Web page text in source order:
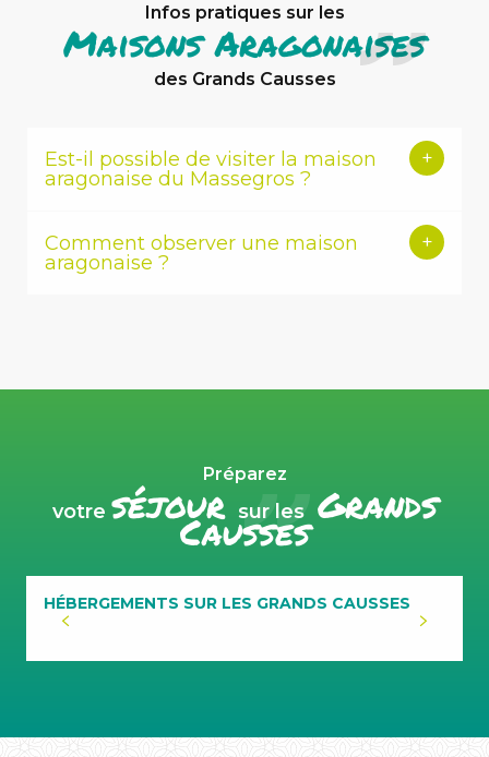
Infos pratiques sur les
Maisons Aragonaises
des Grands Causses
Est-il possible de visiter la maison
aragonaise du Massegros ?
Comment observer une maison
aragonaise ?
Préparez
votre séjour sur lesGrands
Causses
HÉBERGEMENTS SUR LES GRANDS CAUSSES